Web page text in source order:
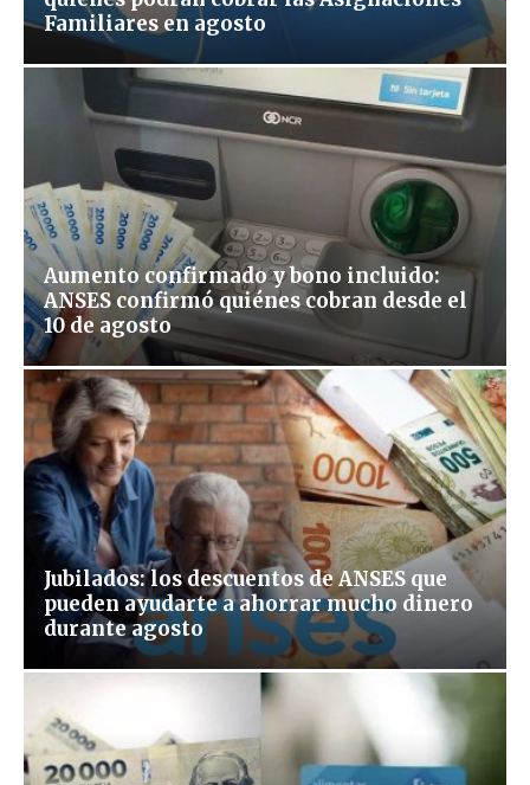
Familiares en agosto
Aumento confirmado y bono incluido:
ANSES confirmó quiénes cobran desde el
10 de agosto
Jubilados: los descuentos de ANSES que
pueden ayudarte a ahorrar mucho dinero
durante agosto